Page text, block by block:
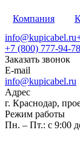
Компания
info@kupicabel.ru
+7 (800) 777-94-78
Заказать звонок
E-mail
info@kupicabel.ru
Адрес
г. Краснодар,
Режим работы
Пн. – Пт.: с 9:00